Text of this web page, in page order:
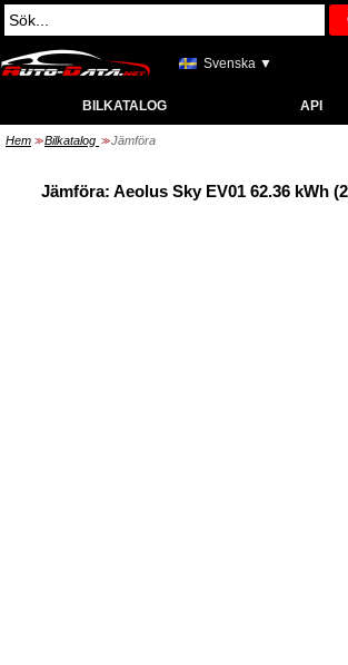
Svenska ▼
BILKATALOG API
Hem >> Bilkatalog >> Jämföra
Jämföra: Aeolus Sky EV01 62.36 kWh